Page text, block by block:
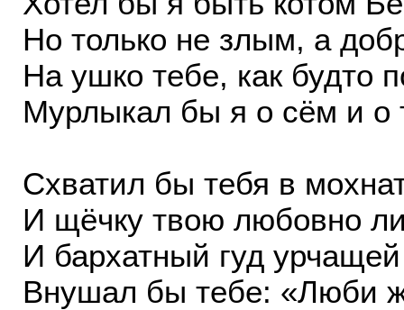
Но только не злым, а
На ушко тебе, как будто
Мурлыкал бы я о сём и о
Схватил бы тебя в
И щёчку твою любовно
И бархатный гуд
Внушал бы тебе: «Люби